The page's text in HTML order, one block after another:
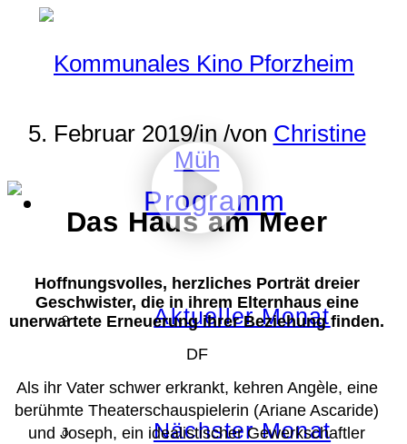
Programm
Aktueller Monat
Nächster Monat
5. Februar 2019/in /von Christine
Müh
Das Haus am Meer
Hoffnungsvolles, herzliches Porträt dreier
Geschwister, die in ihrem Elternhaus eine
unerwartete Erneuerung ihrer Beziehung finden.
DF
Als ihr Vater schwer erkrankt, kehren Angèle, eine
berühmte Theaterschauspielerin (Ariane Ascaride)
und Joseph, ein idealistischer Gewerkschaftler